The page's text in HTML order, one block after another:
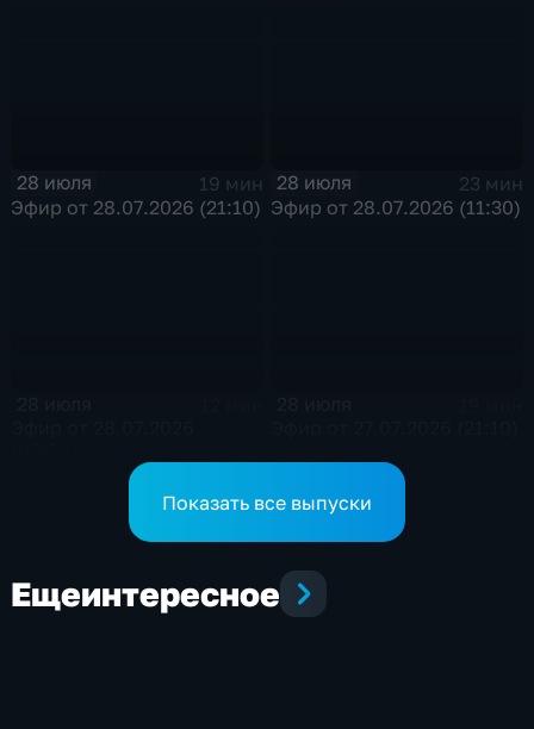
28 июля
19 мин
Эфир от 28.07.2026 (21:10)
28 июля
23 мин
Эфир от 28.07.2026 (11:30)
Показать все выпуски
Ещеинтересное